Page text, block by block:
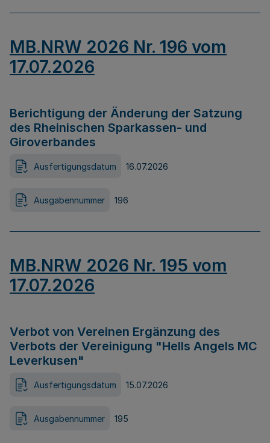
MB.NRW 2026 Nr. 196 vom
17.07.2026
Berichtigung der Änderung der Satzung
des Rheinischen Sparkassen- und
Giroverbandes
Ausfertigungsdatum 16.07.2026
Ausgabennummer 196
MB.NRW 2026 Nr. 195 vom
17.07.2026
Verbot von Vereinen Ergänzung des
Verbots der Vereinigung "Hells Angels MC
Leverkusen"
Ausfertigungsdatum 15.07.2026
Ausgabennummer 195